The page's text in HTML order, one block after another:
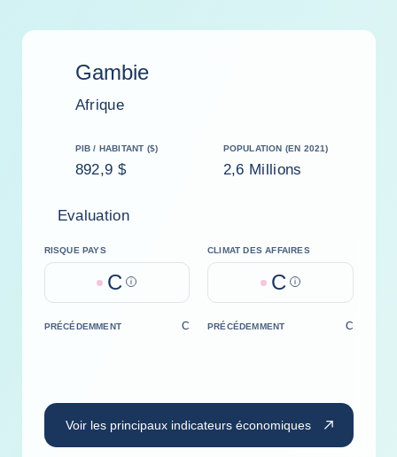
Gambie
Afrique
PIB / HABITANT ($)
892,9 $
POPULATION (EN 2021)
2,6 Millions
Evaluation
RISQUE PAYS
C Help
CLIMAT DES AFFAIRES
C Help
PRÉCÉDEMMENT C PRÉCÉDEMMENT C
Voir les principaux indicateurs économiques